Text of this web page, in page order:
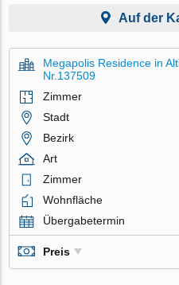
Auf der
Megapolis Residence in
Nr.137509
Zimmer
Stadt
Bezirk
Art
Zimmer
Wohnfläche
Übergabetermin
Preis